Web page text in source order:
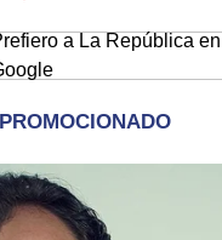
a La República en